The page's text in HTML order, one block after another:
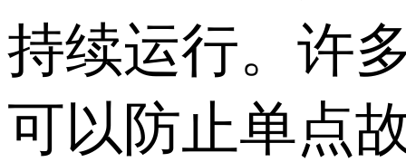
持续运行。许
可以防止单点